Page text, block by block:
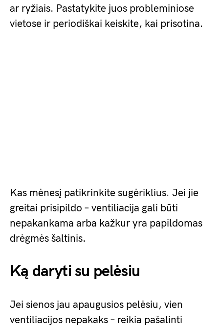
ar ryžiais. Pastatykite juos probleminiose
vietose ir periodiškai keiskite, kai prisotina.
Kas mėnesį patikrinkite sugėriklius. Jei jie
greitai prisipildo – ventiliacija gali būti
nepakankama arba kažkur yra papildomas
drėgmės šaltinis.
Ką daryti su pelėsiu
Jei sienos jau apaugusios pelėsiu, vien
ventiliacijos nepakaks – reikia pašalinti